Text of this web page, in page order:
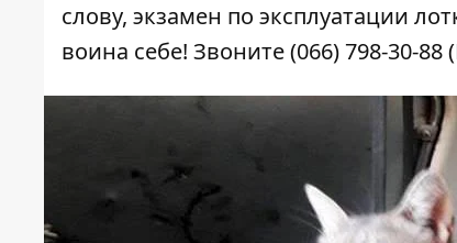
слову, экзамен по эксплуатации
воина себе! Звоните (066) 798-30-